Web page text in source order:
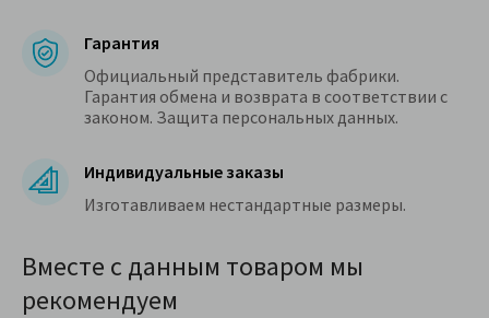
Гарантия
Официальный представитель фабрики.
Гарантия обмена и возврата в соответствии с
законом. Защита персональных данных.
Индивидуальные заказы
Изготавливаем нестандартные размеры.
Вместе с данным товаром мы
рекомендуем